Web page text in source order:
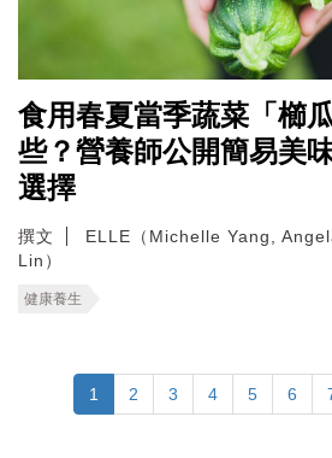
食用春夏當季蔬菜「櫛
些？營養師公開簡易美
選擇
撰文
ELLE（Michelle Yang,
Lin）
健康養生
1 2 3 4 5 6